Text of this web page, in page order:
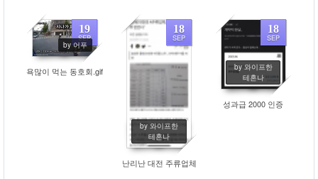
19
SEP
by 어푸
487
욕많이 먹는 동호회.gif
18
SEP
by 와이프한
테혼나
430
난리난 대전 주류업체
18
SEP
by 와이프한
테혼나
440
성과급 2000 인증